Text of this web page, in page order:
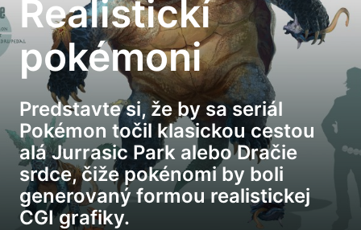
Realistickí
pokémoni
Predstavte si, že by sa seriál
Pokémon točil klasickou cestou
alá Jurrasic Park alebo Dračie
srdce, čiže pokénomi by boli
generovaný formou realistickej
CGI grafiky.